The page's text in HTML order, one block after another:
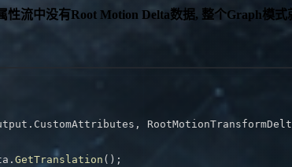
性流中没有Root Motion Delta数据, 整个Graph模式
. CustomAttributes ,
. GetTranslation ( ) ;